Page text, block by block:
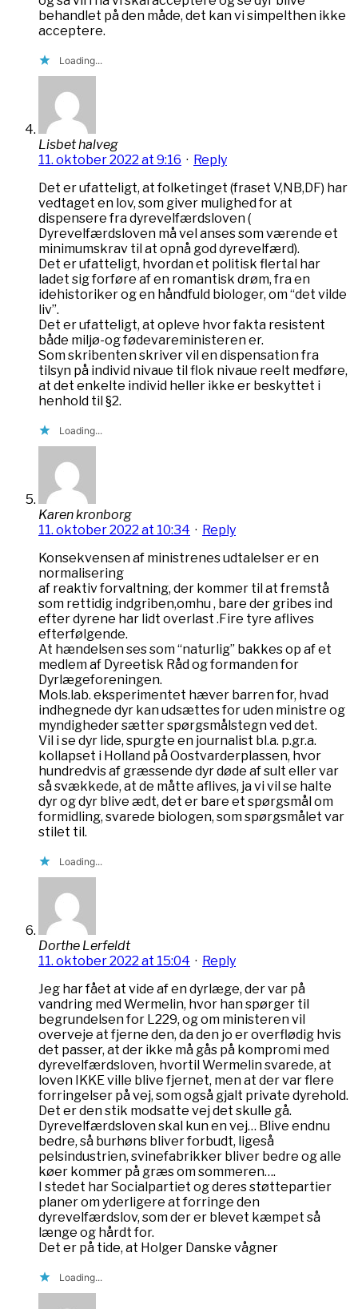
behandlet på den måde, det kan vi simpelthen ikke
acceptere.
Loading...
Lisbet halveg
11. oktober 2022 at 9:16 · Reply
Det er ufatteligt, at folketinget (fraset V,NB,DF) har
vedtaget en lov, som giver mulighed for at
dispensere fra dyrevelfærdsloven (
Dyrevelfærdsloven må vel anses som værende et
minimumskrav til at opnå god dyrevelfærd).
Det er ufatteligt, hvordan et politisk flertal har
ladet sig forføre af en romantisk drøm, fra en
idehistoriker og en håndfuld biologer, om “det vilde
liv”.
Det er ufatteligt, at opleve hvor fakta resistent
både miljø-og fødevareministeren er.
Som skribenten skriver vil en dispensation fra
tilsyn på individ nivaue til flok nivaue reelt medføre,
at det enkelte individ heller ikke er beskyttet i
henhold til §2.
Loading...
Karen kronborg
11. oktober 2022 at 10:34 · Reply
Konsekvensen af ministrenes udtalelser er en
normalisering
af reaktiv forvaltning, der kommer til at fremstå
som rettidig indgriben,omhu , bare der gribes ind
efter dyrene har lidt overlast .Fire tyre aflives
efterfølgende.
At hændelsen ses som “naturlig” bakkes op af et
medlem af Dyreetisk Råd og formanden for
Dyrlægeforeningen.
Mols.lab. eksperimentet hæver barren for, hvad
indhegnede dyr kan udsættes for uden ministre og
myndigheder sætter spørgsmålstegn ved det.
Vil i se dyr lide, spurgte en journalist bl.a. p.gr.a.
kollapset i Holland på Oostvarderplassen, hvor
hundredvis af græssende dyr døde af sult eller var
så svækkede, at de måtte aflives, ja vi vil se halte
dyr og dyr blive ædt, det er bare et spørgsmål om
formidling, svarede biologen, som spørgsmålet var
stilet til.
Loading...
Dorthe Lerfeldt
11. oktober 2022 at 15:04 · Reply
Jeg har fået at vide af en dyrlæge, der var på
vandring med Wermelin, hvor han spørger til
begrundelsen for L229, og om ministeren vil
overveje at fjerne den, da den jo er overflødig hvis
det passer, at der ikke må gås på kompromi med
dyrevelfærdsloven, hvortil Wermelin svarede, at
loven IKKE ville blive fjernet, men at der var flere
forringelser på vej, som også gjalt private dyrehold.
Det er den stik modsatte vej det skulle gå.
Dyrevelfærdsloven skal kun en vej… Blive endnu
bedre, så burhøns bliver forbudt, ligeså
pelsindustrien, svinefabrikker bliver bedre og alle
køer kommer på græs om sommeren….
I stedet har Socialpartiet og deres støttepartier
planer om yderligere at forringe den
dyrevelfærdslov, som der er blevet kæmpet så
længe og hårdt for.
Det er på tide, at Holger Danske vågner
Loading...